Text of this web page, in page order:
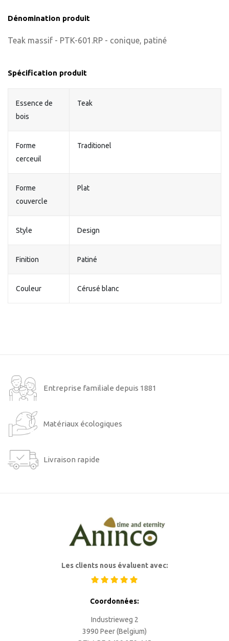
Dénomination produit
Teak massif - PTK-601.RP - conique, patiné
Spécification produit
Essence de
bois
Teak
Forme
cerceuil
Traditionel
Forme
couvercle
Plat
Style Design
Finition Patiné
Couleur Cérusé blanc
Entreprise familiale depuis 1881
Matériaux écologiques
Livraison rapide
Les clients nous évaluent avec:
Coordonnées:
Industrieweg 2
3990 Peer (Belgium)